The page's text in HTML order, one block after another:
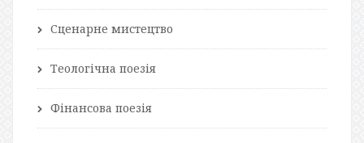
Сценарне мистецтво
Теологічна поезія
Фінансова поезія